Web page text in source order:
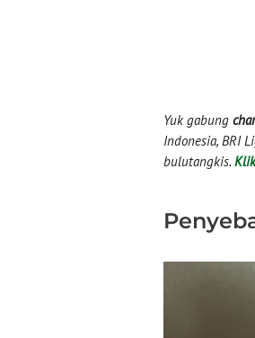
Yuk gabung
Indonesia, BRI
bulutangkis.